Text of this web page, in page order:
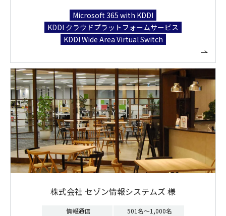
Microsoft 365 with KDDI
KDDI クラウドプラットフォームサービス
KDDI Wide Area Virtual Switch
株式会社 セゾン情報システムズ 様
情報通信 501名～1,000名